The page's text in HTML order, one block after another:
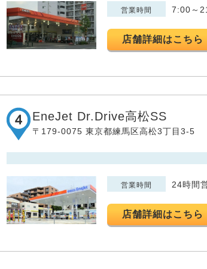
営業時間 7:00～
店舗詳細はこちら
EneJet Dr.Drive高松SS
〒179-0075 東京都練馬区高松3丁目3-5
営業時間 24時間
店舗詳細はこちら